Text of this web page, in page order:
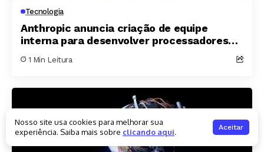
Tecnologia
Anthropic anuncia criação de equipe
interna para desenvolver processadores
1 Min Leitura
Nosso site usa cookies para melhorar sua
experiência. Saiba mais sobre clicando aqui. Aceitar